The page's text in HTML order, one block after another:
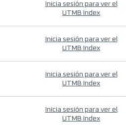
Inicia sesión para ver el
UTMB Index
Inicia sesión para ver el
UTMB Index
Inicia sesión para ver el
UTMB Index
Inicia sesión para ver el
UTMB Index